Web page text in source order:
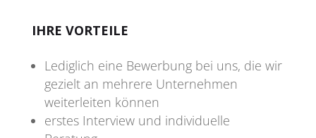
IHRE VORTEILE
Lediglich eine Bewerbung bei uns, die wir
gezielt an mehrere Unternehmen
weiterleiten können
erstes Interview und individuelle